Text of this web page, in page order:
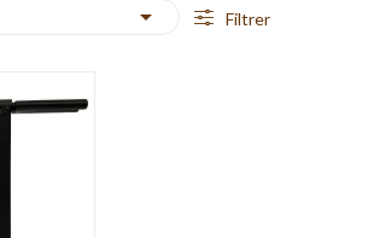
 Filtrer